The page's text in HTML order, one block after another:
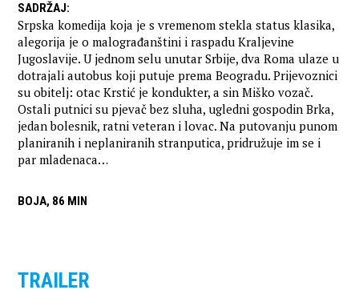
SADRŽAJ:
Srpska komedija koja je s vremenom stekla status klasika,
alegorija je o malograđanštini i raspadu Kraljevine
Jugoslavije. U jednom selu unutar Srbije, dva Roma ulaze u
dotrajali autobus koji putuje prema Beogradu. Prijevoznici
su obitelj: otac Krstić je kondukter, a sin Miško vozač.
Ostali putnici su pjevač bez sluha, ugledni gospodin Brka,
jedan bolesnik, ratni veteran i lovac. Na putovanju punom
planiranih i neplaniranih stranputica, pridružuje im se i
par mladenaca…
BOJA, 86 MIN
TRAILER